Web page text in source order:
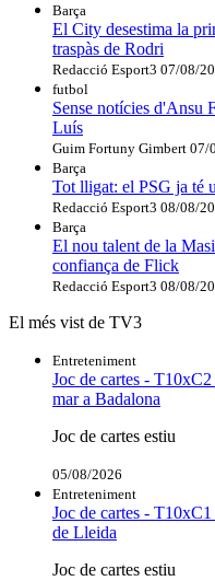
Barça
El City desestima la
traspàs de Rodri
Redacció Esport3 07/08/
futbol
Sense notícies d'Ansu
Luís
Guim Fortuny Gimbert 07/
Barça
Tot lligat: el PSG ja té
Redacció Esport3 08/08/
Barça
El nou talent de la
confiança de Flick
Redacció Esport3 08/08/
El més vist de TV3
Entreteniment
Joc de cartes -
mar a Badalona
Joc de cartes estiu
05/08/2026
Entreteniment
Joc de cartes -
de Lleida
Joc de cartes estiu